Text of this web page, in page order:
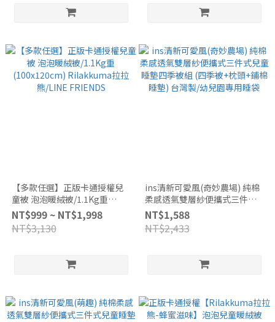
【多款任選】正版卡通授權兒
童被 泡泡暖絨被/1.1Kg重
(100x120cm) Rilakkuma拉拉
熊/LINE FRIENDS
NT$999 ~ NT$1,998
NT$3,130
ins清新可愛風(奇妙農場) 純棉
柔感透氣雙層紗便攜式三件式
兒童睡墊四季被組 (四季被+枕
頭+鋪棉睡墊) 台灣製/幼兒園專
用睡袋
NT$1,588
NT$2,433